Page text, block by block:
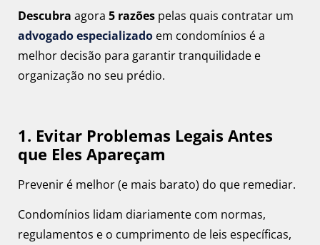
Descubra agora 5 razões pelas quais contratar um
advogado especializado em condomínios é a
melhor decisão para garantir tranquilidade e
organização no seu prédio.
1. Evitar Problemas Legais Antes
que Eles Apareçam
Prevenir é melhor (e mais barato) do que remediar.
Condomínios lidam diariamente com normas,
regulamentos e o cumprimento de leis específicas,